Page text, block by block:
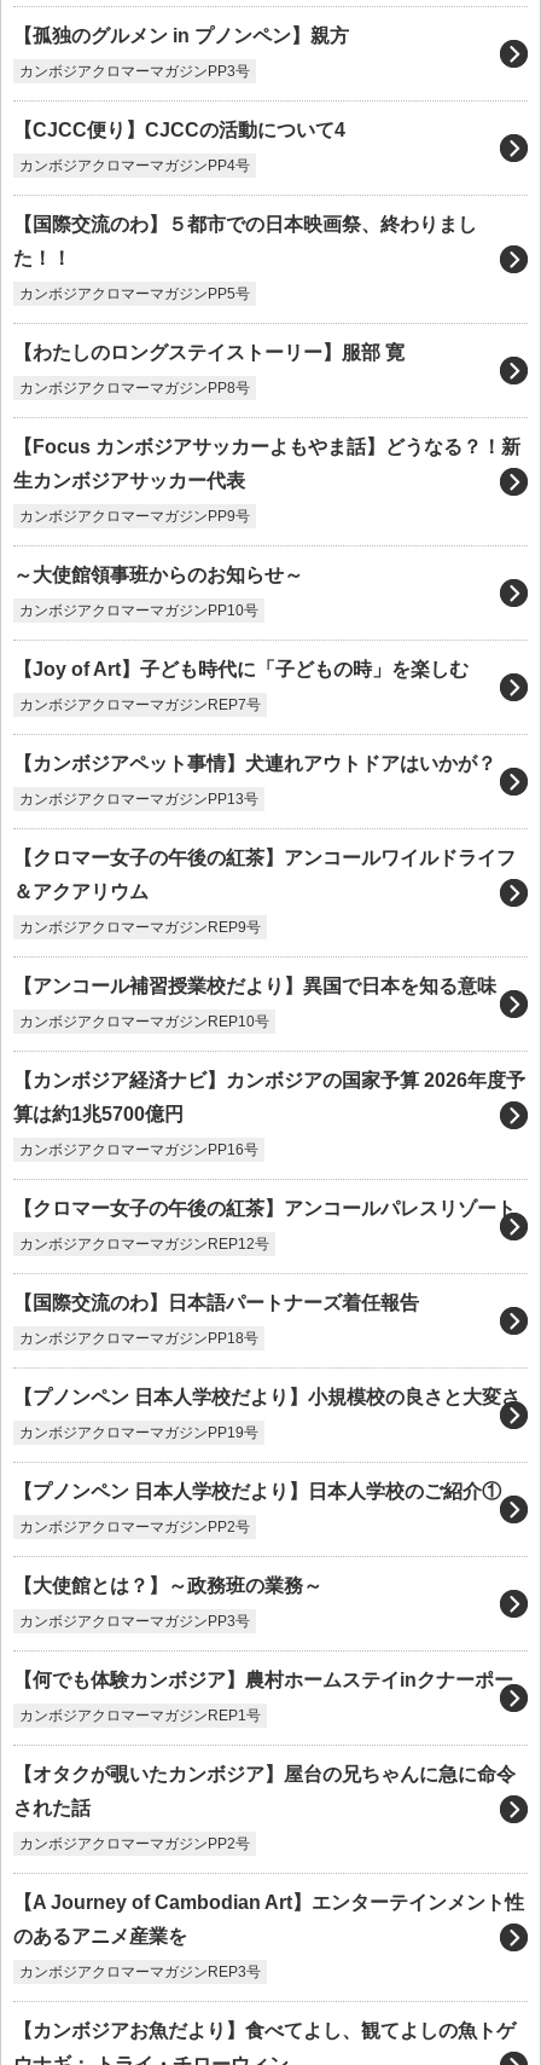
【孤独のグルメン in プノンペン】親方
カンボジアクロマーマガジンPP3号
【CJCC便り】CJCCの活動について4
カンボジアクロマーマガジンPP4号
【国際交流のわ】５都市での日本映画祭、終わりまし
た！！
カンボジアクロマーマガジンPP5号
【わたしのロングステイストーリー】服部 寛
カンボジアクロマーマガジンPP8号
【Focus カンボジアサッカーよもやま話】どうなる？！新
生カンボジアサッカー代表
カンボジアクロマーマガジンPP9号
～大使館領事班からのお知らせ～
カンボジアクロマーマガジンPP10号
【Joy of Art】子ども時代に「子どもの時」を楽しむ
カンボジアクロマーマガジンREP7号
【カンボジアペット事情】犬連れアウトドアはいかが？
カンボジアクロマーマガジンPP13号
【クロマー女子の午後の紅茶】アンコールワイルドライフ
＆アクアリウム
カンボジアクロマーマガジンREP9号
【アンコール補習授業校だより】異国で日本を知る意味
カンボジアクロマーマガジンREP10号
【カンボジア経済ナビ】カンボジアの国家予算 2026年度予
算は約1兆5700億円
カンボジアクロマーマガジンPP16号
【クロマー女子の午後の紅茶】アンコールパレスリゾート
カンボジアクロマーマガジンREP12号
【国際交流のわ】日本語パートナーズ着任報告
カンボジアクロマーマガジンPP18号
【プノンペン 日本人学校だより】小規模校の良さと大変さ
カンボジアクロマーマガジンPP19号
【プノンペン 日本人学校だより】日本人学校のご紹介①
カンボジアクロマーマガジンPP2号
【大使館とは？】～政務班の業務～
カンボジアクロマーマガジンPP3号
【何でも体験カンボジア】農村ホームステイinクナーポー
カンボジアクロマーマガジンREP1号
【オタクが覗いたカンボジア】屋台の兄ちゃんに急に命令
された話
カンボジアクロマーマガジンPP2号
【A Journey of Cambodian Art】エンターテインメント性
のあるアニメ産業を
カンボジアクロマーマガジンREP3号
【カンボジアお魚だより】食べてよし、観てよしの魚トゲ